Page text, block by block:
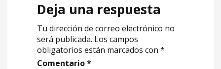
Deja una respuesta
Tu dirección de correo electrónico no
será publicada. Los campos
obligatorios están marcados con *
Comentario*